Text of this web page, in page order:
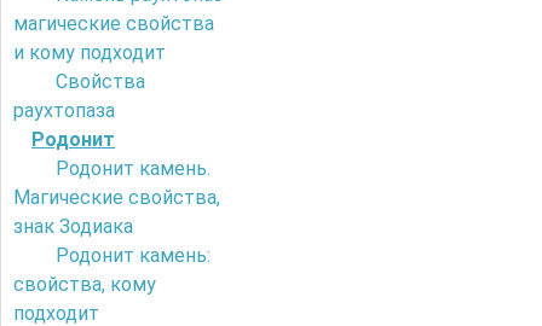
магические свойства
и кому подходит
Свойства
раухтопаза
Родонит
Родонит камень.
Магические свойства,
знак Зодиака
Родонит камень:
свойства, кому
подходит